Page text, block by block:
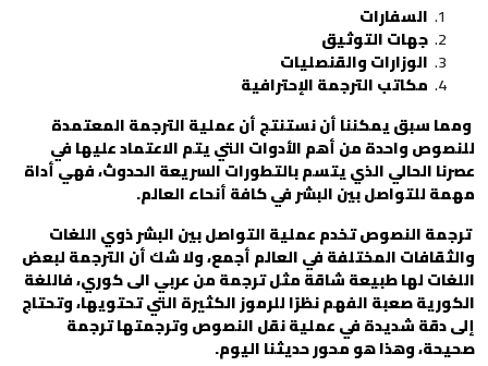
السفارات
جهات التوثيق
الوزارات والقنصليات
مكاتب الترجمة الإحترافية
ومما سبق يمكننا أن نستنتج أن عمليةالترجمة المعتمدة
للنصوصواحدة من أهم الأدوات التي يتم الاعتماد عليها في
عصرنا الحالي الذي يتسم بالتطورات السريعة الحدوث، فهي أداة
مهمة للتواصل بين البشر في كافة أنحاء العالم.
ترجمة النصوص تخدم عملية التواصل بين البشر ذوي اللغات
والثقافات المختلفة في العالم أجمع، ولا شك أن الترجمة لبعض
اللغات لها طبيعة شاقة مثل ترجمة من عربي الى كوري، فاللغة
الكورية صعبة الفهم نظرًا للرموز الكثيرة التي تحتويها، وتحتاج
إلى دقة شديدة في عملية نقل النصوص وترجمتها ترجمة
صحيحة، وهذا هو محور حديثنا اليوم.